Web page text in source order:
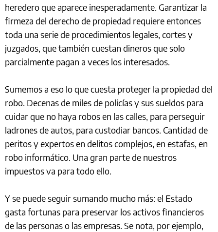
heredero que aparece inesperadamente. Garantizar la
firmeza del derecho de propiedad requiere entonces
toda una serie de procedimientos legales, cortes y
juzgados, que también cuestan dineros que solo
parcialmente pagan a veces los interesados.
Sumemos a eso lo que cuesta proteger la propiedad del
robo. Decenas de miles de policías y sus sueldos para
cuidar que no haya robos en las calles, para perseguir
ladrones de autos, para custodiar bancos. Cantidad de
peritos y expertos en delitos complejos, en estafas, en
robo informático. Una gran parte de nuestros
impuestos va para todo ello.
Y se puede seguir sumando mucho más: el Estado
gasta fortunas para preservar los activos financieros
de las personas o las empresas. Se nota, por ejemplo,